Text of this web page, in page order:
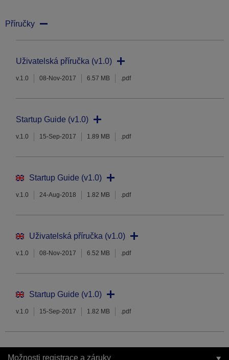
Příručky
Uživatelská příručka (v1.0)
v.1.0 08-Nov-2017 6.57 MB .pdf
Startup Guide (v1.0)
v.1.0 15-Sep-2017 1.89 MB .pdf
Startup Guide (v1.0)
v.1.0 24-Aug-2018 1.82 MB .pdf
Uživatelská příručka (v1.0)
v.1.0 08-Nov-2017 6.52 MB .pdf
Startup Guide (v1.0)
v.1.0 15-Sep-2017 1.82 MB .pdf
Možnosti registrace a záruky